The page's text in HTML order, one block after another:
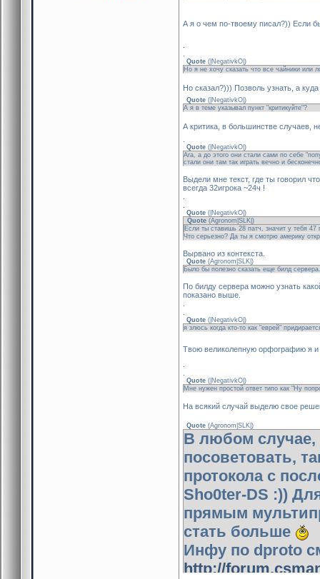
А я о чем по-твоему писал?)) Если
Quote ( |NegativkO| )
Но я не хочу сказать что все чайники или
Но сказал?))) Позволь узнать, а
Quote ( |NegativkO| )
А я в теме указывал пункт "критикуйте"?
А критика, в большинстве случаев,
Quote ( |NegativkO| )
Ага, а до этого они стали сами по себе
стали они там так играть вечно и
Выдели мне текст, где ты говорил
всегда 32игрока ~24ч !
Quote ( |NegativkO| )
Quote (Agronom|SLK| )
Если ты ставишь 28 патч, значит у тебя 47
Что серьезно? Да ты я смотрю америку
Вырвано из контекста.
Quote (Agronom|SLK| )
Было бы полезно сказать еще билд
По билду сервера можно узнать
показано выше.
Quote ( |NegativkO| )
я злюсь когда кто-то как "еврей"
Твою великолепную орфографию я и
Quote ( |NegativkO| )
Мне нужен простой ответ типо как "Ну
На всякий случай выделю свое
Quote (Agronom|SLK| )
В любом случае,
посоветовать,
протокола с
Sho0ter-DS :))
прямым
стать больше
Инфу по dproto
http://